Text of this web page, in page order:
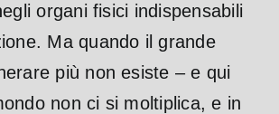
organi fisici indispensabili
Ma quando il grande
più non esiste – e qui
non ci si moltiplica, e in